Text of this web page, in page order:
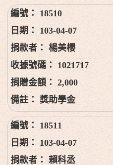
18510
103-04-07
楊美櫻
1021717
2,000
獎助學金
18511
103-04-07
賴科丞